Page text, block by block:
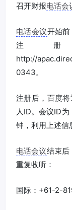
召开财报电话会
电话会议开始
注
http://
0343。
注册后，百度
人ID。会议ID
钟，利用上述信
电话会议结束后
重复收听：
国际：+61-2-